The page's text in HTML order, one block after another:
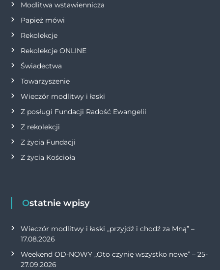
i
s
u
Modlitwa wstawiennicza
Papież mówi
Rekolekcje
Rekolekcje ONLINE
Świadectwa
Towarzyszenie
Wieczór modlitwy i łaski
Z posługi Fundacji Radość Ewangelii
Z rekolekcji
Z życia Fundacji
Z życia Kościoła
Ostatnie wpisy
Wieczór modlitwy i łaski „przyjdź i chodź za Mną” –
17.08.2026
Weekend OD-NOWY „Oto czynię wszystko nowe” – 25-
27.09.2026